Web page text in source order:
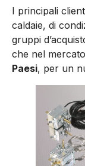
I principali
caldaie, di
gruppi
che nel
Paesi, per un